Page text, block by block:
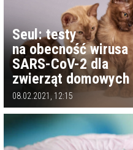
Seul: testy
na obecność wirusa
SARS-CoV-2 dla
zwierząt domowych
08.02.2021, 12:15